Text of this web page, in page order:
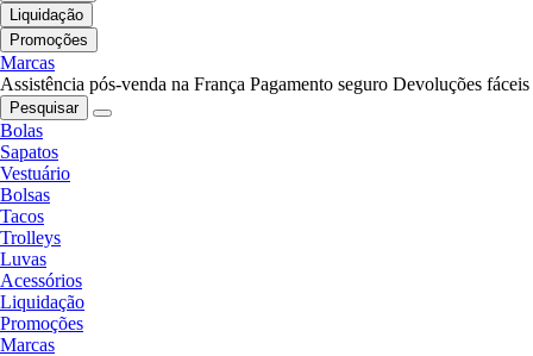
Liquidação
Promoções
Marcas
Assistência pós-venda na França Pagamento seguro Devoluções fáceis
Pesquisar
Bolas
Sapatos
Vestuário
Bolsas
Tacos
Trolleys
Luvas
Acessórios
Liquidação
Promoções
Marcas